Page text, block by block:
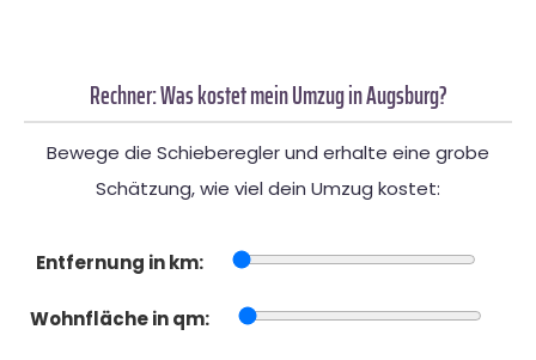
Rechner: Was kostet mein Umzug in Augsburg?
Bewege die Schieberegler und erhalte eine grobe
Schätzung, wie viel dein Umzug kostet:
Entfernung in km:
Wohnfläche in qm: